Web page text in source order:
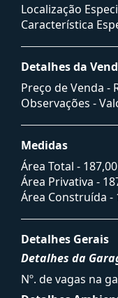
Localização
Característica
Detalhes da
Preço de Venda -
Observações -
Medidas
Área Total -
Área Privativa -
Área Construída -
Detalhes Gerais
Detalhes da
Nº. de vagas na